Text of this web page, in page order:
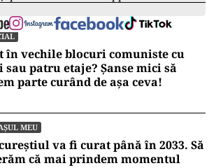
în vechile blocuri comuniste cu
sau patru etaje? Șanse mici să
parte curând de așa ceva!
MEU
va fi curat până în 2033. Să
că mai prindem momentul